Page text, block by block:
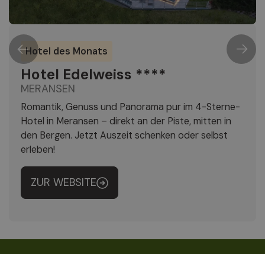
Hotel des Monats
Hotel Edelweiss ****
MERANSEN
Romantik, Genuss und Panorama pur im 4-Sterne-
Hotel in Meransen – direkt an der Piste, mitten in
den Bergen. Jetzt Auszeit schenken oder selbst
erleben!
ZUR WEBSITE